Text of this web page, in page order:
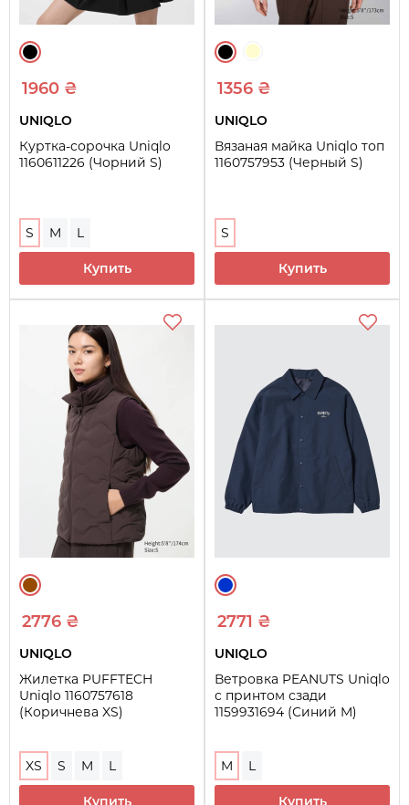
1960 ₴
UNIQLO
Куртка-сорочка Uniqlo
1160611226 (Чорний S)
S M L
Купить
1356 ₴
UNIQLO
Вязаная майка Uniqlo топ
1160757953 (Черный S)
S
Купить
2776 ₴
UNIQLO
Жилетка PUFFTECH
Uniqlo 1160757618
(Коричнева XS)
XS S M L
Купить
2771 ₴
UNIQLO
Ветровка PEANUTS Uniqlo
с принтом сзади
1159931694 (Синий M)
M L
Купить